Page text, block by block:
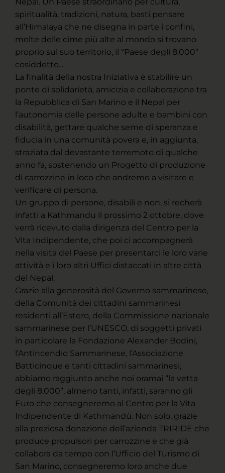
spiritualità, tradizioni, natura, basti pensare
all’Himalaya che ne disegna in parte i confini,
molte delle cime più alte al mondo si trovano
proprio sul suo territorio, il “Paese degli 8.000”
cosiddetto...
La finalità della nostra Iniziativa è stabilire un
ponte di solidarietà, amicizia e collaborazione tra
la Repubblica di San Marino e il Nepal per
l’autonomia delle persone adulte e bambini con
disabilità, gettare qualche seme di speranza e
fiducia in una comunità povera e, in aggiunta,
straziata dal devastante terremoto di qualche
anno fa, sostenendo un Progetto di produzione
di carrozzine in loco che andremo a visitare e
verificare di persona.
Un gruppo di persone, disabili e non, si recherà
infatti a Kathmandu il prossimo 2 ottobre, dove
verrà ricevuto dalla dirigenza del Centro per la
Vita Indipendente, che poi ci accompagnerà
nella visita del Paese per presentarci le loro varie
attività e i loro altri Uffici distaccati in altre città
del Nepal.
Grazie alla generosità del Governo sammarinese,
della Comunità dei cittadini sammarinesi
residenti all’Estero, della Commissione nazionale
sammarinese per l’UNESCO, di soggetti privati
in particolare la Fondazione Alexander Bodini,
l’Antincendio Sammarinese, l’Associazione
Batticinque e tanti cittadini sammarinesi,
abbiamo raggiunto anche noi oramai “la vetta
degli 8.000”, almeno tanti, infatti, saranno gli
Euro che consegneremo al Centro per la Vita
Indipendente di Kathmandù. Non solo, grazie
alla preziosa donazione dell’azienda TRIRIDE che
produce propulsori per carrozzine e che già
collabora da tempo con l’Ufficio del Turismo di
San Marino, consegneremo loro anche due